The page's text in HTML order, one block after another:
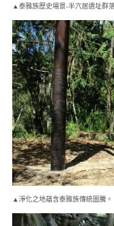
▲泰雅族歷史場景-半穴居遺址群
▲淨化之地蘊含泰雅族傳統圖騰。